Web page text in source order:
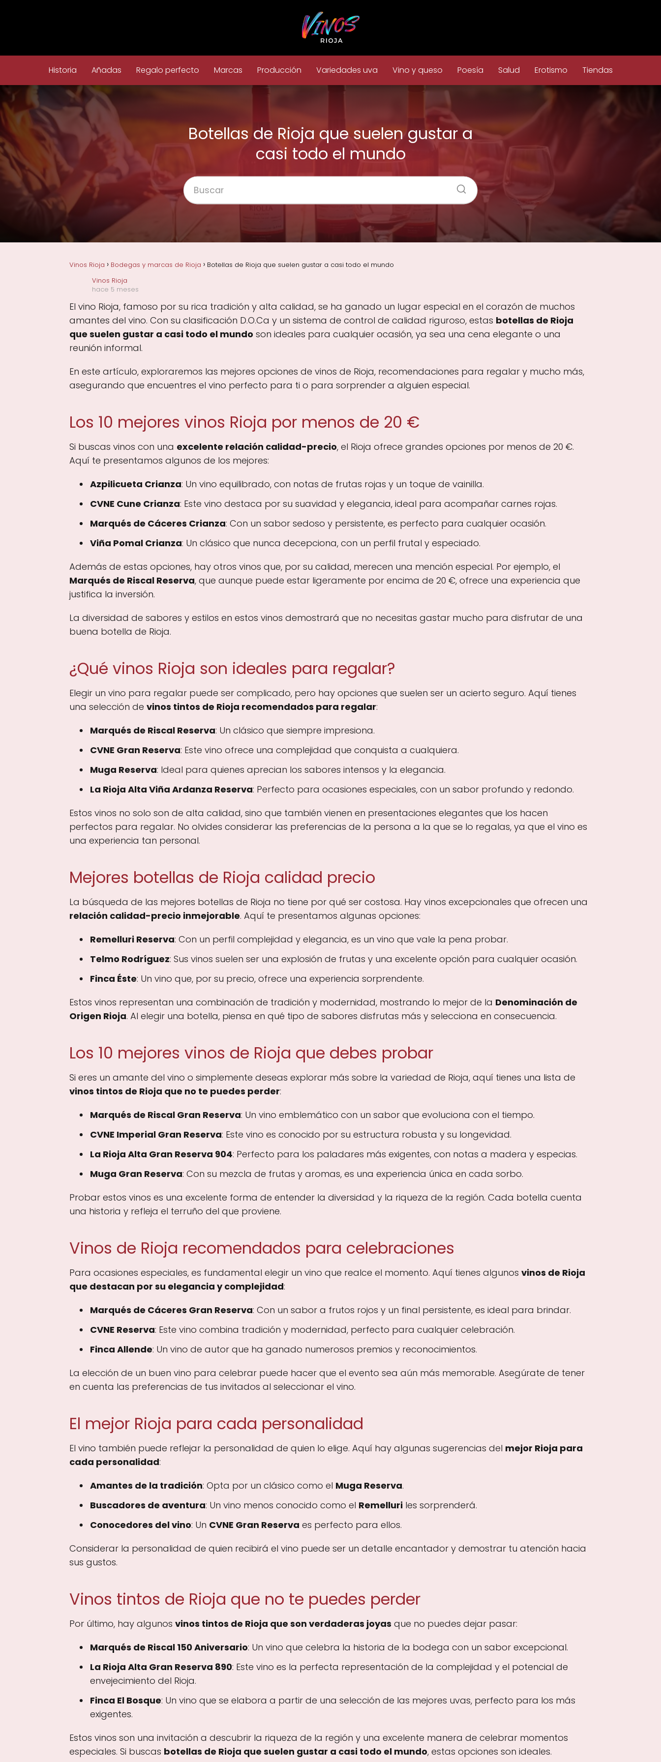
Historia Añadas Regalo perfecto Marcas Producción Variedades uva Vino y queso Poesía Salud Erotismo Tiendas
Botellas de Rioja que suelen gustar a
casi todo el mundo
Vinos Rioja Bodegas y marcas de Rioja
Botellas de Rioja que suelen gustar a casi todo el mundo
Vinos Rioja
hace 5 meses
El vino Rioja, famoso por su rica tradición y alta calidad, se ha ganado un lugar especial en el corazón de muchos
amantes del vino. Con su clasificación D.O.Ca y un sistema de control de calidad riguroso, estas botellas de Rioja
que suelen gustar a casi todo el mundo son ideales para cualquier ocasión, ya sea una cena elegante o una
reunión informal.
En este artículo, exploraremos las mejores opciones de vinos de Rioja, recomendaciones para regalar y mucho más,
asegurando que encuentres el vino perfecto para ti o para sorprender a alguien especial.
Los 10 mejores vinos Rioja por menos de 20 €
Si buscas vinos con una excelente relación calidad-precio, el Rioja ofrece grandes opciones por menos de 20 €.
Aquí te presentamos algunos de los mejores:
Azpilicueta Crianza: Un vino equilibrado, con notas de frutas rojas y un toque de vainilla.
CVNE Cune Crianza: Este vino destaca por su suavidad y elegancia, ideal para acompañar carnes rojas.
Marqués de Cáceres Crianza: Con un sabor sedoso y persistente, es perfecto para cualquier ocasión.
Viña Pomal Crianza: Un clásico que nunca decepciona, con un perfil frutal y especiado.
Además de estas opciones, hay otros vinos que, por su calidad, merecen una mención especial. Por ejemplo, el
Marqués de Riscal Reserva, que aunque puede estar ligeramente por encima de 20 €, ofrece una experiencia que
justifica la inversión.
La diversidad de sabores y estilos en estos vinos demostrará que no necesitas gastar mucho para disfrutar de una
buena botella de Rioja.
¿Qué vinos Rioja son ideales para regalar?
Elegir un vino para regalar puede ser complicado, pero hay opciones que suelen ser un acierto seguro. Aquí tienes
una selección de vinos tintos de Rioja recomendados para regalar:
Marqués de Riscal Reserva: Un clásico que siempre impresiona.
CVNE Gran Reserva: Este vino ofrece una complejidad que conquista a cualquiera.
Muga Reserva: Ideal para quienes aprecian los sabores intensos y la elegancia.
La Rioja Alta Viña Ardanza Reserva: Perfecto para ocasiones especiales, con un sabor profundo y redondo.
Estos vinos no solo son de alta calidad, sino que también vienen en presentaciones elegantes que los hacen
perfectos para regalar. No olvides considerar las preferencias de la persona a la que se lo regalas, ya que el vino es
una experiencia tan personal.
Mejores botellas de Rioja calidad precio
La búsqueda de las mejores botellas de Rioja no tiene por qué ser costosa. Hay vinos excepcionales que ofrecen una
relación calidad-precio inmejorable. Aquí te presentamos algunas opciones:
Remelluri Reserva: Con un perfil complejidad y elegancia, es un vino que vale la pena probar.
Telmo Rodríguez: Sus vinos suelen ser una explosión de frutas y una excelente opción para cualquier ocasión.
Finca Éste: Un vino que, por su precio, ofrece una experiencia sorprendente.
Estos vinos representan una combinación de tradición y modernidad, mostrando lo mejor de la Denominación de
Origen Rioja. Al elegir una botella, piensa en qué tipo de sabores disfrutas más y selecciona en consecuencia.
Los 10 mejores vinos de Rioja que debes probar
Si eres un amante del vino o simplemente deseas explorar más sobre la variedad de Rioja, aquí tienes una lista de
vinos tintos de Rioja que no te puedes perder:
Marqués de Riscal Gran Reserva: Un vino emblemático con un sabor que evoluciona con el tiempo.
CVNE Imperial Gran Reserva: Este vino es conocido por su estructura robusta y su longevidad.
La Rioja Alta Gran Reserva 904: Perfecto para los paladares más exigentes, con notas a madera y especias.
Muga Gran Reserva: Con su mezcla de frutas y aromas, es una experiencia única en cada sorbo.
Probar estos vinos es una excelente forma de entender la diversidad y la riqueza de la región. Cada botella cuenta
una historia y refleja el terruño del que proviene.
Vinos de Rioja recomendados para celebraciones
Para ocasiones especiales, es fundamental elegir un vino que realce el momento. Aquí tienes algunos vinos de Rioja
que destacan por su elegancia y complejidad:
Marqués de Cáceres Gran Reserva: Con un sabor a frutos rojos y un final persistente, es ideal para brindar.
CVNE Reserva: Este vino combina tradición y modernidad, perfecto para cualquier celebración.
Finca Allende: Un vino de autor que ha ganado numerosos premios y reconocimientos.
La elección de un buen vino para celebrar puede hacer que el evento sea aún más memorable. Asegúrate de tener
en cuenta las preferencias de tus invitados al seleccionar el vino.
El mejor Rioja para cada personalidad
El vino también puede reflejar la personalidad de quien lo elige. Aquí hay algunas sugerencias del mejor Rioja para
cada personalidad:
Amantes de la tradición: Opta por un clásico como el Muga Reserva.
Buscadores de aventura: Un vino menos conocido como el Remelluriles sorprenderá.
Conocedores del vino: Un CVNE Gran Reserva es perfecto para ellos.
Considerar la personalidad de quien recibirá el vino puede ser un detalle encantador y demostrar tu atención hacia
sus gustos.
Vinos tintos de Rioja que no te puedes perder
Por último, hay algunos vinos tintos de Rioja que son verdaderas joyas que no puedes dejar pasar:
Marqués de Riscal 150 Aniversario: Un vino que celebra la historia de la bodega con un sabor excepcional.
La Rioja Alta Gran Reserva 890: Este vino es la perfecta representación de la complejidad y el potencial de
envejecimiento del Rioja.
Finca El Bosque: Un vino que se elabora a partir de una selección de las mejores uvas, perfecto para los más
exigentes.
Estos vinos son una invitación a descubrir la riqueza de la región y una excelente manera de celebrar momentos
especiales. Si buscas botellas de Rioja que suelen gustar a casi todo el mundo, estas opciones son ideales.